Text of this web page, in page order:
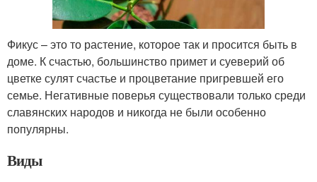
Фикус – это то растение, которое так и просится быть в
доме. К счастью, большинство примет и суеверий об
цветке сулят счастье и процветание пригревшей его
семье. Негативные поверья существовали только среди
славянских народов и никогда не были особенно
популярны.
Виды